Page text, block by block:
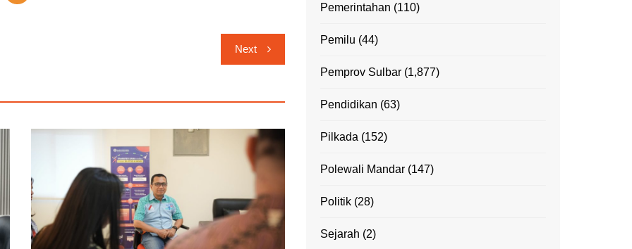
Next
Pemerintahan (110)
Pemilu (44)
Pemprov Sulbar (1,877)
Pendidikan (63)
Pilkada (152)
Polewali Mandar (147)
Politik (28)
Sejarah (2)